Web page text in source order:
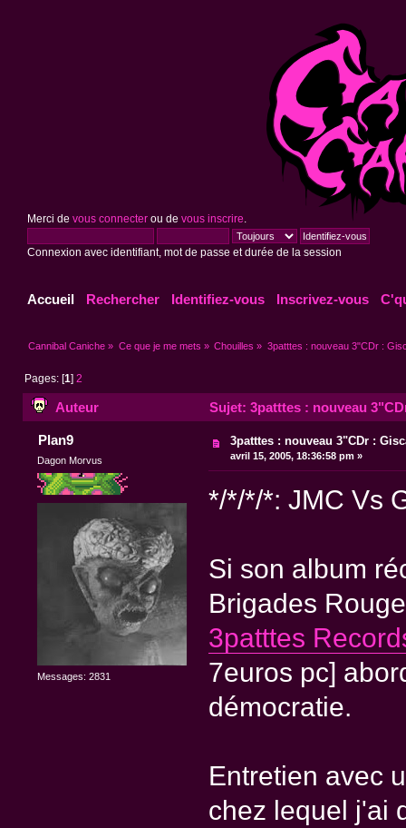
Merci de vous connecterou de vous inscrire
Connexion avec identifiant, mot de passe et durée de la session
Accueil Rechercher Identifiez-vous Inscrivez-vous
Cannibal Caniche » Ce que je me mets » Chouilles » 3patttes : nouveau 3"CDr :
Pages: [1]2
Auteur Sujet: 3patttes : nouveau
Plan9
Dagon Morvus
Messages: 2831
3patttes : nouveau 3"CDr :
avril 15, 2005, 18:36:58 pm »
*/*/*/*: JMC Vs
Si son album
Brigades
3patttes
7euros pc]
démocratie.
Entretien avec
chez lequel j'ai